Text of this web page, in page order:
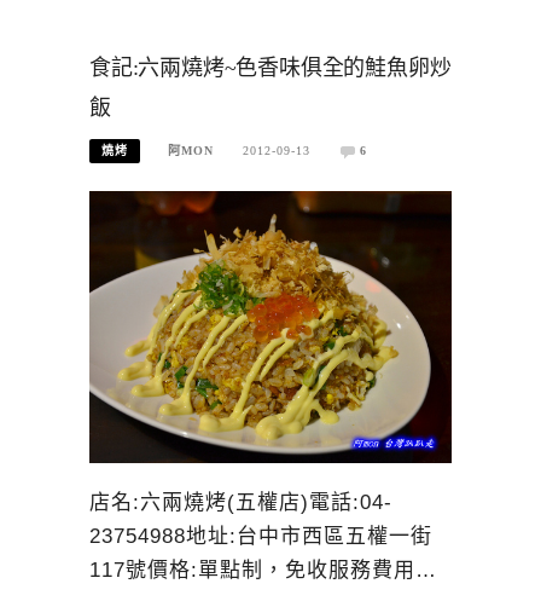
食記:六兩燒烤~色香味俱全的鮭魚卵炒
飯
燒烤 阿MON 2012-09-13 6
店名:六兩燒烤(五權店)電話:04-
23754988地址:台中市西區五權一街
117號價格:單點制，免收服務費用…